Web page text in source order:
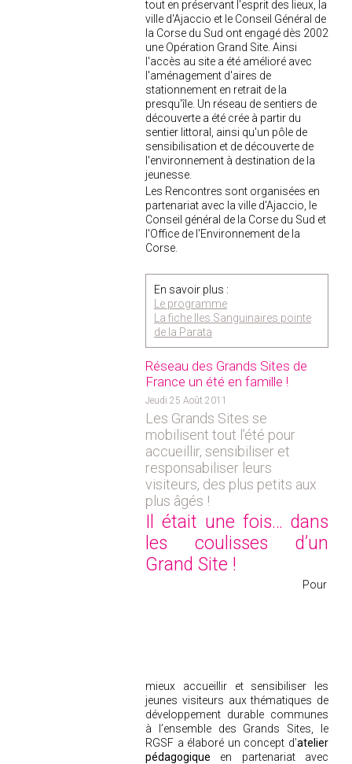
tout en préservant l'esprit des lieux, la
ville d'Ajaccio et le Conseil Général de
la Corse du Sud ont engagé dès 2002
une Opération Grand Site. Ainsi
l'accès au site a été amélioré avec
l'aménagement d'aires de
stationnement en retrait de la
presqu'île. Un réseau de sentiers de
découverte a été crée à partir du
sentier littoral, ainsi qu'un pôle de
sensibilisation et de découverte de
l'environnement à destination de la
jeunesse.
Les Rencontres sont organisées en
partenariat avec la ville d'Ajaccio, le
Conseil général de la Corse du Sud et
l'Office de l'Environnement de la
Corse.
En savoir plus :
Le programme
La fiche Iles Sanguinaires pointe
de la Parata
Réseau des Grands Sites de
France un été en famille !
Jeudi 25 Août 2011
Les Grands Sites se
mobilisent tout l’été pour
accueillir, sensibiliser et
responsabiliser leurs
visiteurs, des plus petits aux
plus âgés !
Il était une fois… dans
les coulisses d’un
Grand Site !
Pour
mieux accueillir et sensibiliser les
jeunes visiteurs aux thématiques de
développement durable communes
à l’ensemble des Grands Sites, le
RGSF a élaboré un concept d’atelier
pédagogique en partenariat avec